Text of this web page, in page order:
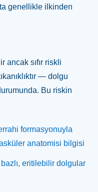
genellikle ilkinden
ancak sıfır riskli
— dolgu
Bu riskin
formasyonuyla
anatomisi bilgisi
eritilebilir dolgular